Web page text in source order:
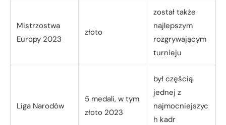
Mistrzostwa
Europy 2023
złoto
został także
najlepszym
rozgrywającym
turnieju
Liga Narodów
5 medali, w tym
złoto 2023
był częścią
jednej z
najmocniejszyc
h kadr